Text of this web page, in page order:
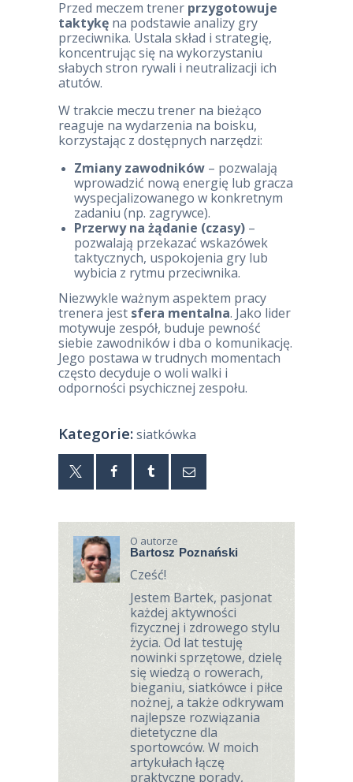
Przed meczem trener przygotowuje
taktykę na podstawie analizy gry
przeciwnika. Ustala skład i strategię,
koncentrując się na wykorzystaniu
słabych stron rywali i neutralizacji ich
atutów.
W trakcie meczu trener na bieżąco
reaguje na wydarzenia na boisku,
korzystając z dostępnych narzędzi:
Zmiany zawodników– pozwalają
wprowadzić nową energię lub gracza
wyspecjalizowanego w konkretnym
zadaniu (np. zagrywce).
Przerwy na żądanie (czasy)–
pozwalają przekazać wskazówek
taktycznych, uspokojenia gry lub
wybicia z rytmu przeciwnika.
Niezwykle ważnym aspektem pracy
trenera jest sfera mentalna. Jako lider
motywuje zespół, buduje pewność
siebie zawodników i dba o komunikację.
Jego postawa w trudnych momentach
często decyduje o woli walki i
odporności psychicznej zespołu.
Kategorie:siatkówka
O autorze
Bartosz Poznański
Cześć!
Jestem Bartek, pasjonat
każdej aktywności
fizycznej i zdrowego stylu
życia. Od lat testuję
nowinki sprzętowe, dzielę
się wiedzą o rowerach,
bieganiu, siatkówce i piłce
nożnej, a także odkrywam
najlepsze rozwiązania
dietetyczne dla
sportowców. W moich
artykułach łączę
praktyczne porady,